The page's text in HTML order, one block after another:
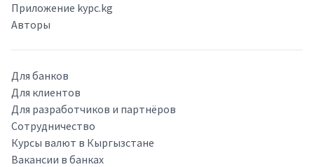
Приложение kypc.kg
Авторы
Для банков
Для клиентов
Для разработчиков и партнёров
Сотрудничество
Курсы валют в Кыргызстане
Вакансии в банках